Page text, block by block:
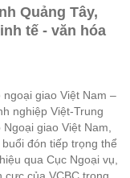
Quảng Tây,
tế - văn hóa
giao Việt Nam –
nghiệp Việt-Trung
giao Việt Nam,
đón tiếp trọng thể
qua Cục Ngoại vụ,